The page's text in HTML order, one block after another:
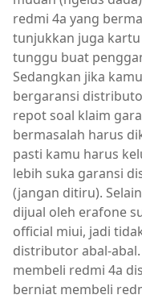
redmi 4a yang
tunjukkan juga
tunggu buat
Sedangkan jika
bergaransi
repot soal klaim
bermasalah harus
pasti kamu harus
lebih suka garansi
(jangan ditiru).
dijual oleh erafone
official miui, jadi
distributor abal-
membeli redmi 4a
berniat membeli